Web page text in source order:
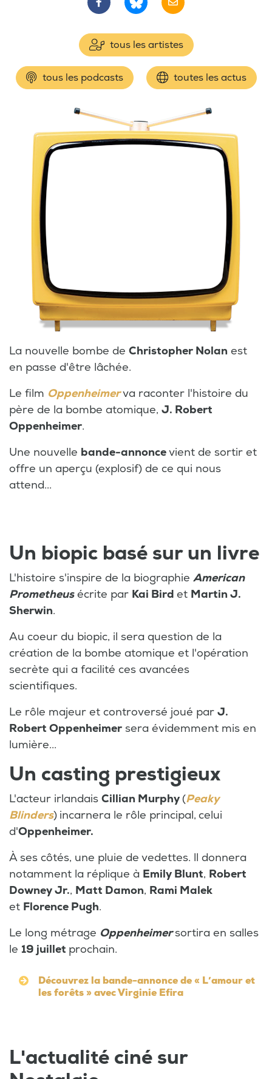
tous les artistes
tous les podcasts toutes les actus
La nouvelle bombe de Christopher Nolan est
en passe d'être lâchée.
Le film Oppenheimerva raconter l'histoire du
père de la bombe atomique, J. Robert
Oppenheimer.
Une nouvelle bande-annoncevient de sortir et
offre un aperçu (explosif) de ce qui nous
attend...
Un biopic basé sur un livre
L'histoire s'inspire de la biographie American
Prometheusécrite par Kai Bird et Martin J.
Sherwin.
Au coeur du biopic, il sera question de la
création de la bombe atomique et l'opération
secrète qui a facilité ces avancées
scientifiques.
Le rôle majeur et controversé joué par J.
Robert Oppenheimer sera évidemment mis en
lumière...
Un casting prestigieux
L'acteur irlandais Cillian Murphy(Peaky
Blinders) incarnera le rôle principal, celui
d'Oppenheimer.
À ses côtés, une pluie de vedettes. ll donnera
notamment la réplique à Emily Blunt, Robert
Downey Jr., Matt Damon, Rami Malek
et Florence Pugh.
Le long métrage Oppenheimersortira en salles
le 19 juillet prochain.
Découvrez la bande-annonce de « L’amour et
les forêts » avec Virginie Efira
L'actualité ciné sur